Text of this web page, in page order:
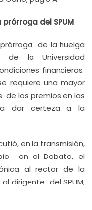
del SPUM
de la huelga
de la Universidad
financieras
requiere una mayor
los premios en las
dar certeza a la
en la transmisión,
en el Debate, el
al rector de la
al dirigente del SPUM,